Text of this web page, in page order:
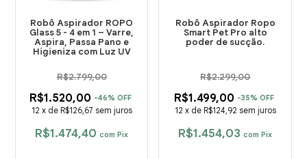
Robô Aspirador ROPO
Glass 5 - 4 em 1 – Varre,
Aspira, Passa Pano e
Higieniza com Luz UV
R$1.520,00 -46% OFF
R$2.799,00
R$1.474,40com Pix
12 x de R$126,67 sem juros
Robô Aspirador Ropo
Smart Pet Pro alto
poder de sucção.
R$1.499,00 -35% OFF
R$2.299,00
R$1.454,03com Pix
12 x de R$124,92 sem juros